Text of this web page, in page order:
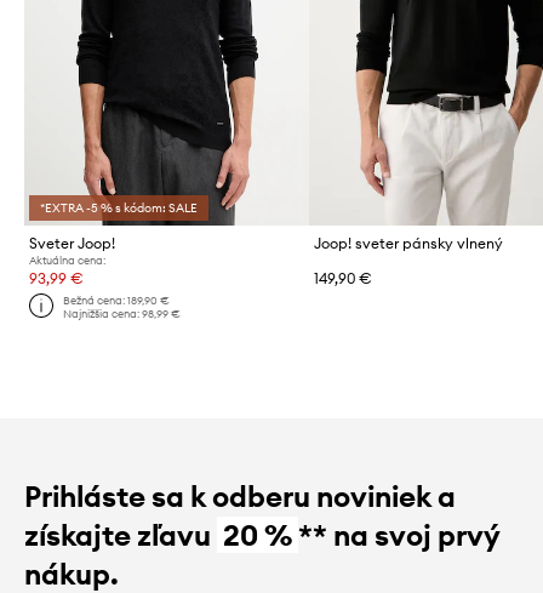
*EXTRA -5 % s kódom: SALE
Sveter Joop!
Aktuálna cena:
93,99 €
Bežná cena:189,90 €
Najnižšia cena:98,99 €
Joop! sveter pánsky vlnený
149,90 €
Prihláste sa k odberu noviniek a
získajte zľavu 20 %** na svoj prvý
nákup.